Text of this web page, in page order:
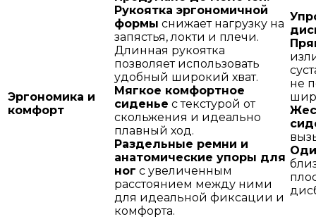
Эргономика и
комфорт
Рукоятка эргономичной
формы снижает нагрузку на
запястья, локти и плечи.
Длинная рукоятка
позволяет использовать
удобный широкий хват.
Мягкое комфортное
сиденье с текстурой от
скольжения и идеально
плавный ход.
Раздельные ремни и
анатомические упоры для
ног с увеличенным
расстоянием между ними
для идеальной фиксации и
комфорта.
не